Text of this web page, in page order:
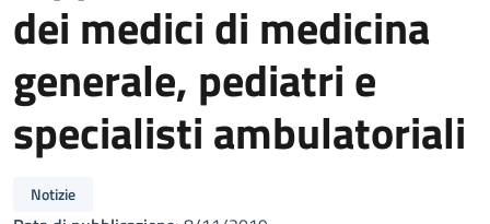
dei medici di medicina
generale, pediatri e
specialisti ambulatoriali
Notizie